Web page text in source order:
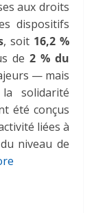
aux droits
dispositifs
, soit 16,2 %
de 2 % du
— mais
solidarité
été conçus
liées à
niveau de